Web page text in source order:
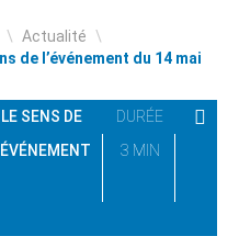
\ Actualité \
de l’événement du 14 mai
LE SENS DE
DURÉE
3 MIN